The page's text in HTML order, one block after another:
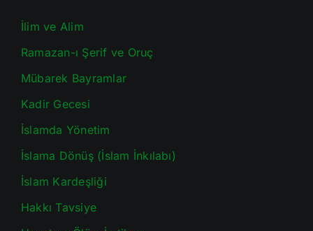
İlim ve Alim
Ramazan-ı Şerif ve Oruç
Mübarek Bayramlar
Kadir Gecesi
İslamda Yönetim
İslama Dönüş (İslam İnkılabı)
İslam Kardeşliği
Hakkı Tavsiye